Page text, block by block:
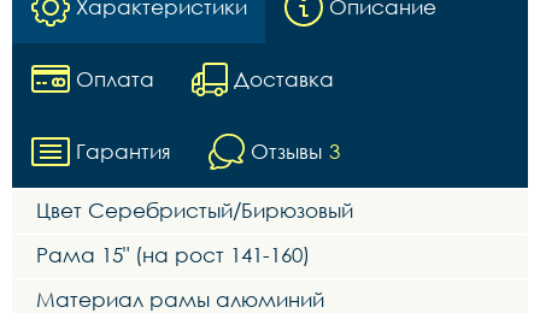
Характеристики Описание
Оплата Доставка
Гарантия Отзывы 3
Цвет Серебристый/Бирюзовый
Рама 15" (на рост 141-160)
Материал рамы алюминий